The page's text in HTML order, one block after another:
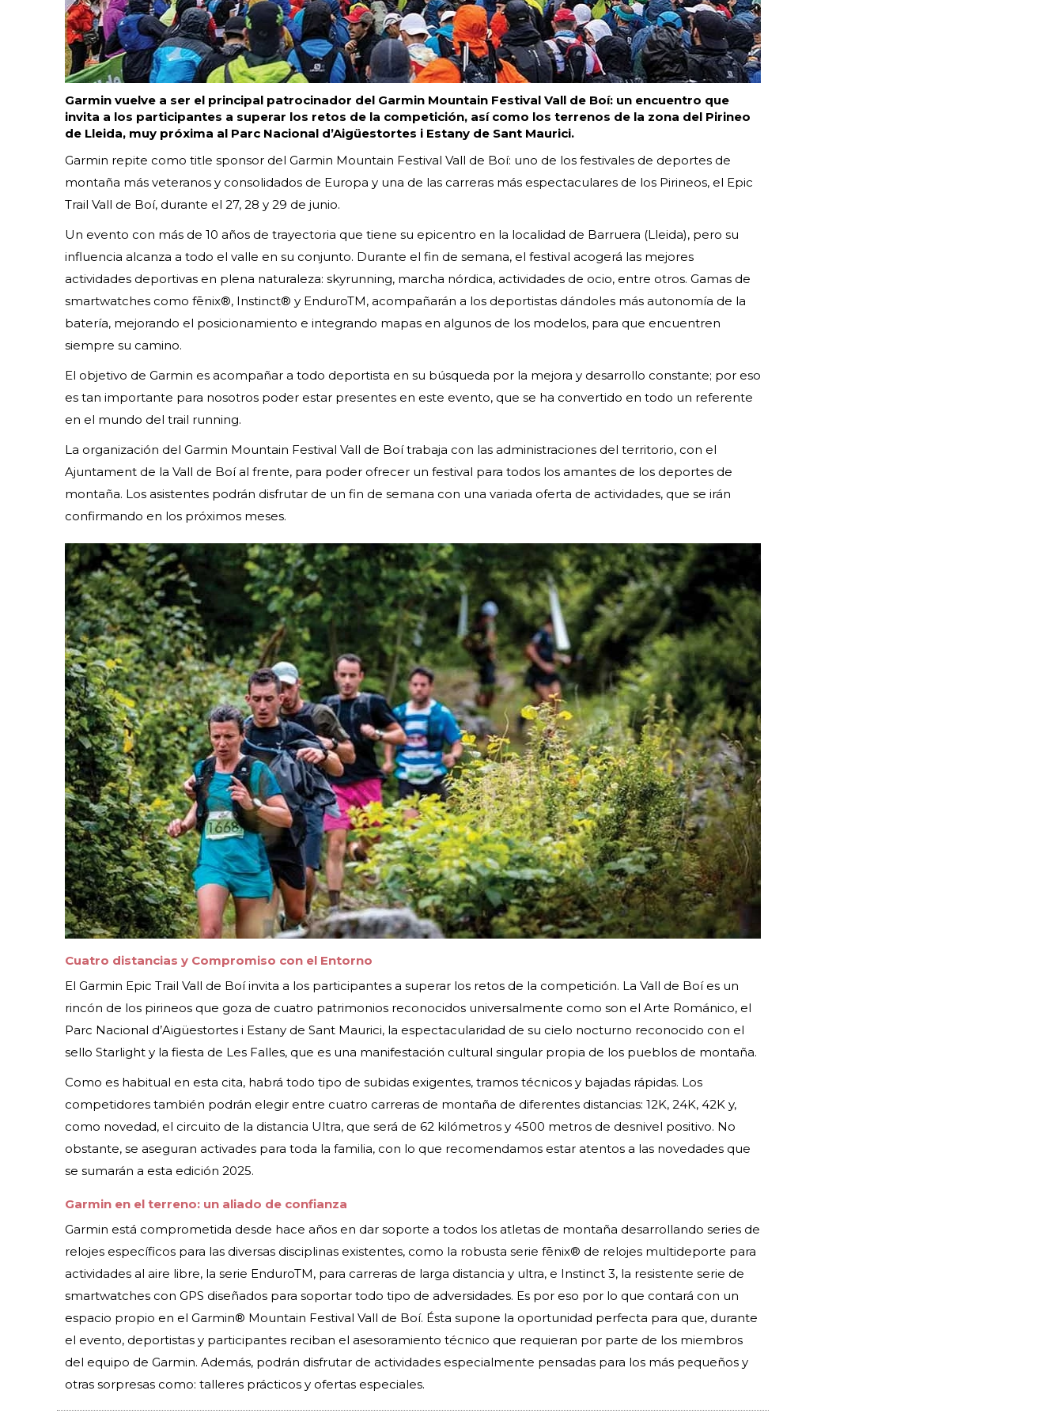
Garmin vuelve a ser el principal patrocinador del Garmin Mountain Festival Vall de Boí: un encuentro que
invita a los participantes a superar los retos de la competición, así como los terrenos de la zona del Pirineo
de Lleida, muy próxima al Parc Nacional d’Aigüestortes i Estany de Sant Maurici.
Garmin repite como title sponsor del Garmin Mountain Festival Vall de Boí: uno de los festivales de deportes de
montaña más veteranos y consolidados de Europa y una de las carreras más espectaculares de los Pirineos, el Epic
Trail Vall de Boí, durante el 27, 28 y 29 de junio.
Un evento con más de 10 años de trayectoria que tiene su epicentro en la localidad de Barruera (Lleida), pero su
influencia alcanza a todo el valle en su conjunto. Durante el fin de semana, el festival acogerá las mejores
actividades deportivas en plena naturaleza: skyrunning, marcha nórdica, actividades de ocio, entre otros. Gamas de
smartwatches como fēnix®, Instinct® y EnduroTM, acompañarán a los deportistas dándoles más autonomía de la
batería, mejorando el posicionamiento e integrando mapas en algunos de los modelos, para que encuentren
siempre su camino.
El objetivo de Garmin es acompañar a todo deportista en su búsqueda por la mejora y desarrollo constante; por eso
es tan importante para nosotros poder estar presentes en este evento, que se ha convertido en todo un referente
en el mundo del trail running.
La organización del Garmin Mountain Festival Vall de Boí trabaja con las administraciones del territorio, con el
Ajuntament de la Vall de Boí al frente, para poder ofrecer un festival para todos los amantes de los deportes de
montaña. Los asistentes podrán disfrutar de un fin de semana con una variada oferta de actividades, que se irán
confirmando en los próximos meses.
Cuatro distancias y Compromiso con el Entorno
El Garmin Epic Trail Vall de Boí invita a los participantes a superar los retos de la competición. La Vall de Boí es un
rincón de los pirineos que goza de cuatro patrimonios reconocidos universalmente como son el Arte Románico, el
Parc Nacional d’Aigüestortes i Estany de Sant Maurici, la espectacularidad de su cielo nocturno reconocido con el
sello Starlight y la fiesta de Les Falles, que es una manifestación cultural singular propia de los pueblos de montaña.
Como es habitual en esta cita, habrá todo tipo de subidas exigentes, tramos técnicos y bajadas rápidas. Los
competidores también podrán elegir entre cuatro carreras de montaña de diferentes distancias: 12K, 24K, 42K y,
como novedad, el circuito de la distancia Ultra, que será de 62 kilómetros y 4500 metros de desnivel positivo. No
obstante, se aseguran activades para toda la familia, con lo que recomendamos estar atentos a las novedades que
se sumarán a esta edición 2025.
Garmin en el terreno: un aliado de confianza
Garmin está comprometida desde hace años en dar soporte a todos los atletas de montaña desarrollando series de
relojes específicos para las diversas disciplinas existentes, como la robusta serie fēnix® de relojes multideporte para
actividades al aire libre, la serie EnduroTM, para carreras de larga distancia y ultra, e Instinct 3, la resistente serie de
smartwatches con GPS diseñados para soportar todo tipo de adversidades. Es por eso por lo que contará con un
espacio propio en el Garmin® Mountain Festival Vall de Boí. Ésta supone la oportunidad perfecta para que, durante
el evento, deportistas y participantes reciban el asesoramiento técnico que requieran por parte de los miembros
del equipo de Garmin. Además, podrán disfrutar de actividades especialmente pensadas para los más pequeños y
otras sorpresas como: talleres prácticos y ofertas especiales.